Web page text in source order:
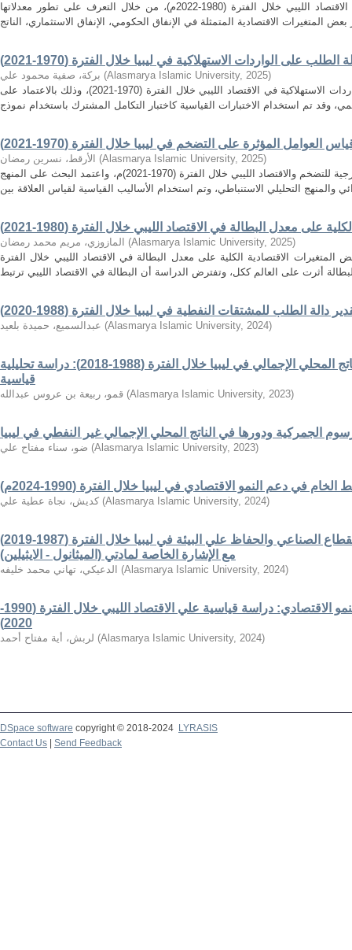
هدفت الدراسة إلى تحليل ظاهرة البطالة في الاقتصاد الليبي خلال الفترة (1980-2022م)، من خلال التعرف على تطور معدلاتها
الطلب على الواردات الاستهلاكية في ليبيا خلال الفترة (1970-2021)
بركة، صفية محمود علي (Alasmarya Islamic University, 2025)
تهدف الدراسة إلى تقدير دالة الطلب على الواردات الاستهلاكية في الاقتصاد الليبي خلال الفترة (1970-2021)، وذلك بالاعتماد على
العوامل المؤثرة على التضخم في ليبيا خلال الفترة (1970-2021)
الأرقط، نسرين رمضان (Alasmarya Islamic University, 2025)
يهدف هذا البحث لتحليل العوامل الداخلية والخارجية للتضخم والاقتصاد الليبي خلال الفترة (1970-2021)م، واعتمد البحث على المنهج
على معدل البطالة في الاقتصاد الليبي خلال الفترة (1980-2021)
المازوزي، مريم محمد رمضان (Alasmarya Islamic University, 2025)
الاقتصادية الكلية على معدل البطالة في الاقتصاد الليبي خلال الفترة
دالة الطلب للمشتقات النفطية في ليبيا خلال الفترة (1988-2020)
عبدالسميع، حميدة بلعيد (Alasmarya Islamic University, 2024)
دور صادرات الغاز الطبيعي في الناتج المحلي الإجمالي في ليبيا خلال الفترة (1988-2018): دراسة تحليلية
قياسية
قمو، ربيعة بن عروس عبدالله (Alasmarya Islamic University, 2023)
الجمركية ودورها في الناتج المحلي الإجمالي غير النفطي في ليبيا
ضو، سناء مفتاح علي (Alasmarya Islamic University, 2023)
في دعم النمو الاقتصادي في ليبيا خلال الفترة (1990-2024م)
كديش، نجاة عطية علي (Alasmarya Islamic University, 2024)
دور إنتاج المواد البتروكيمائية في دعم القطاع الصناعي والحفاظ علي البيئة في ليبيا خلال الفترة (1987-2019)
مع الإشارة الخاصة لمادتي (الميثانول - الايثيلين)
الدعيكي، تهاني محمد خليفه (Alasmarya Islamic University, 2024)
قياس أثر أدوات السياسة المالية علي النمو الاقتصادي: دراسة قياسية علي الاقتصاد الليبي خلال الفترة (1990-
2020)
لربش، أية مفتاح أحمد (Alasmarya Islamic University, 2024)
DSpace software copyright © 2018-2024 LYRASIS
Contact Us
Send Feedback